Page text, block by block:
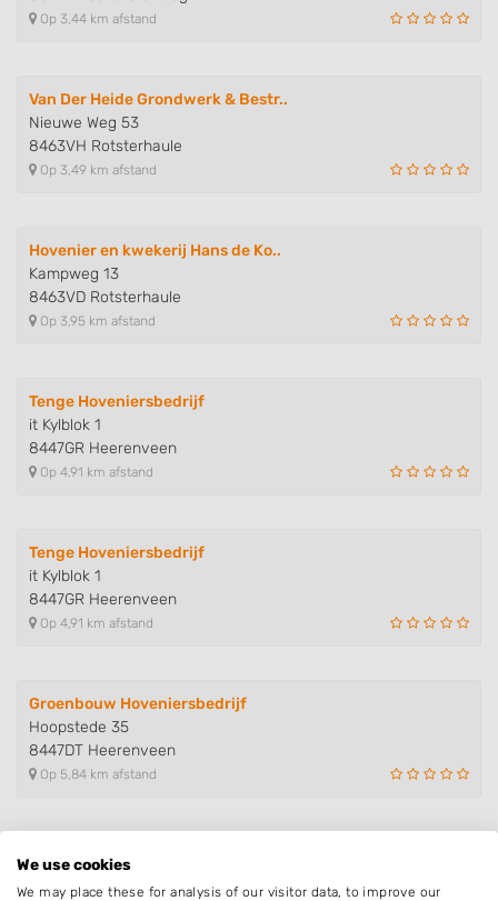
Op 3,44 km afstand
Van Der Heide Grondwerk & Bestr..
Nieuwe Weg 53
8463VH Rotsterhaule
Op 3,49 km afstand
Hovenier en kwekerij Hans de Ko..
Kampweg 13
8463VD Rotsterhaule
Op 3,95 km afstand
Tenge Hoveniersbedrijf
it Kylblok 1
8447GR Heerenveen
Op 4,91 km afstand
Tenge Hoveniersbedrijf
it Kylblok 1
8447GR Heerenveen
Op 4,91 km afstand
Groenbouw Hoveniersbedrijf
Hoopstede 35
8447DT Heerenveen
Op 5,84 km afstand
Klussenbedrijf Just Right
We use cookies
We may place these for analysis of our visitor data, to improve our